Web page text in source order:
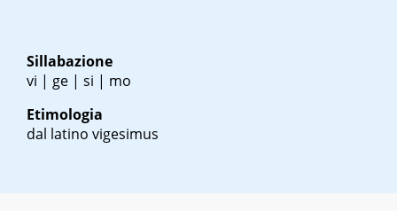
Sillabazione
vi | ge | si | mo
Etimologia
dal latino vigesimus